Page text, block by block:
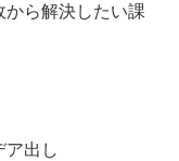
ら解決したい課
出し